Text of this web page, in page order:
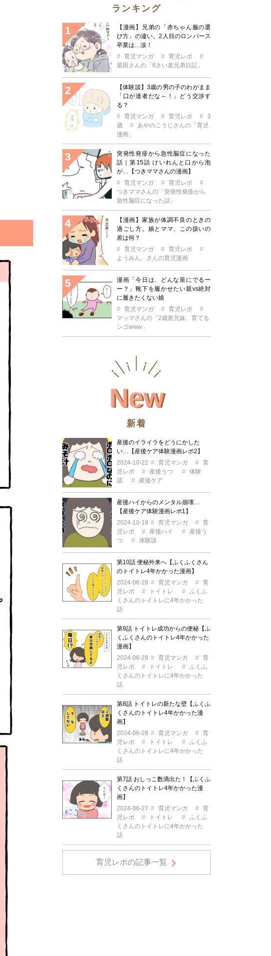
ランキング
【漫画】兄弟の「赤ちゃん服の選
び方」の違い。2人目のロンパース
卒業は…涙！
育児マンガ
育児レポ
星田さんの「6さい差兄弟日記」
【体験談】3歳の男の子のわがまま
「口が達者だな～！」どう交渉す
る？
育児マンガ
育児レポ
3
歳
あやのこうじさんの「育児
漫画」
突発性発疹から急性脳症になった
話｜第15話 けいれんと口から泡
が…【つきママさんの漫画】
育児マンガ
育児レポ
つきママさんの「突発性発疹から
急性脳症になった話」
【漫画】家族が体調不良のときの
過ごし方。娘とママ、この扱いの
差は何？
育児マンガ
育児レポ
ようみん。さんの育児漫画
漫画「今日は、どんな策にでるー
ー？」靴下を履かせたい親vs絶対
に履きたくない娘
育児マンガ
育児レポ
マッマさんの「2歳差兄妹、育てる
ンゴwww」
New
新着
産後のイライラをどうにかした
い…【産後ケア体験漫画レポ2】
2024-10-22
育児マンガ
育
児レポ
産後うつ
体験
談
産後ケア
産後ハイからのメンタル崩壊…
【産後ケア体験漫画レポ1】
2024-10-18
育児マンガ
育
児レポ
産後ハイ
産後う
つ
体験談
第10話 便秘外来へ【ふくふくさん
のトイトレ4年かかった漫画】
2024-06-28
育児マンガ
育
児レポ
トイトレ
ふくふ
くさんのトイトレに4年かかった
話
第9話 トイトレ成功からの便秘【ふ
くふくさんのトイトレ4年かかった
漫画】
2024-06-28
育児マンガ
育
児レポ
トイトレ
ふくふ
くさんのトイトレに4年かかった
話
第8話 トイトレの新たな壁【ふくふ
くさんのトイトレ4年かかった漫
画】
2024-06-28
育児マンガ
育
児レポ
トイトレ
ふくふ
くさんのトイトレに4年かかった
話
第7話 おしっこ数滴出た！【ふくふ
くさんのトイトレ4年かかった漫
画】
2024-06-27
育児マンガ
育
児レポ
トイトレ
ふくふ
くさんのトイトレに4年かかった
話
育児レポの記事一覧